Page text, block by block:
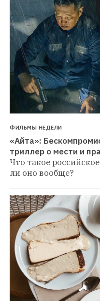
ФИЛЬМЫ НЕДЕЛИ
«Айта»:
триллер о мести и
Что такое
ли оно вообще?